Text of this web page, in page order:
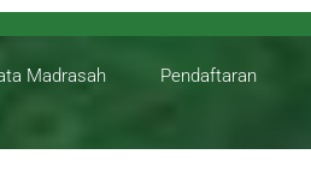
Madrasah Pendaftaran